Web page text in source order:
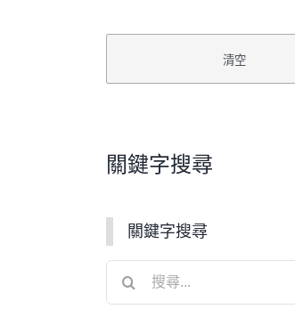
關鍵字搜尋
關鍵字搜尋